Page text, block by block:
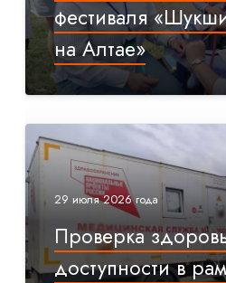
фестиваля
на Алтае»
29 июля 2026 года
Проверка
доступности в